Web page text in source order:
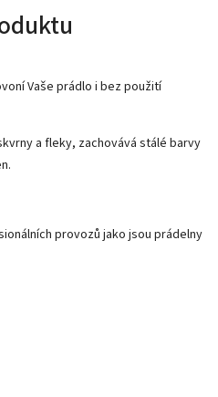
Vaše prádlo i bez použití
a fleky, zachovává stálé barvy
provozů jako jsou prádelny